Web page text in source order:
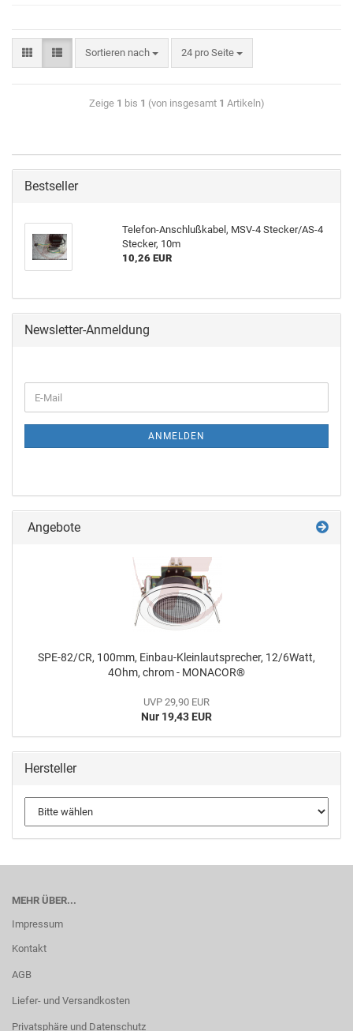
Sortieren nach 24 pro Seite
Zeige 1 bis 1 (von insgesamt 1 Artikeln)
Bestseller
Telefon-Anschlußkabel, MSV-4 Stecker/AS-4
Stecker, 10m
10,26 EUR
Newsletter-Anmeldung
ANMELDEN
Angebote
SPE-82/CR, 100mm, Einbau-Kleinlautsprecher, 12/6Watt,
4Ohm, chrom - MONACOR®
UVP 29,90 EUR
Nur 19,43 EUR
Hersteller
MEHR ÜBER...
Impressum
Kontakt
AGB
Liefer- und Versandkosten
Privatsphäre und Datenschutz